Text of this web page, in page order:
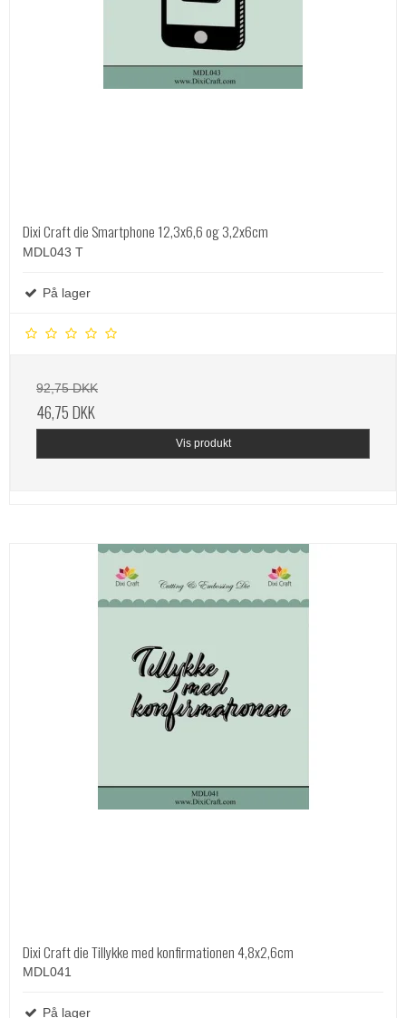
Dixi Craft die Smartphone 12,3x6,6 og 3,2x6cm
MDL043 T
På lager
92,75 DKK
46,75 DKK
Vis produkt
Dixi Craft die Tillykke med konfirmationen 4,8x2,6cm
MDL041
På lager